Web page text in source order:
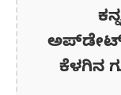
ಅಪ್‌ಡೇಟ್‌
ಕೆಳಗಿನ